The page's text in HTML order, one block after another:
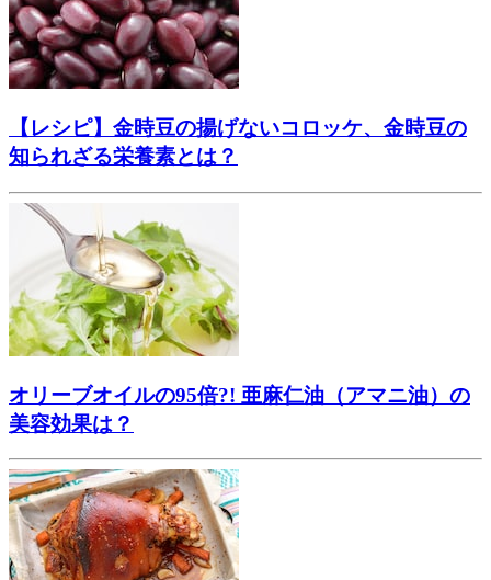
【レシピ】金時豆の揚げないコロッケ、金時豆の
知られざる栄養素とは？
オリーブオイルの95倍?! 亜麻仁油（アマニ油）の
美容効果は？